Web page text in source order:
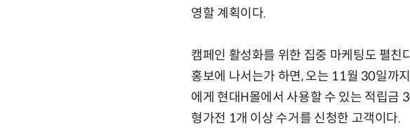
영할 계획이다.
캠페인 활성화를 위한 집중 마케팅도 펼친
홍보에 나서는가 하면, 오는 11월 30일까
에게 현대H몰에서 사용할 수 있는 적립금
형가전 1개 이상 수거를 신청한 고객이다.